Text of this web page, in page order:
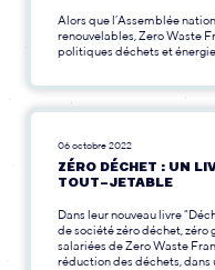
Alors que l’Assemblée
renouvelables, Zero Waste
politiques déchets et
06 octobre 2022
ZÉRO DÉCHET : UN
TOUT-JETABLE
Dans leur nouveau livre
de société zéro déchet, zéro
salariées de Zero Waste
réduction des déchets, dans